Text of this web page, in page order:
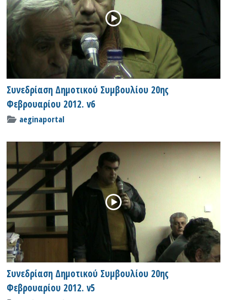
Συνεδρίαση Δημοτικού Συμβουλίου 20ης
Φεβρουαρίου 2012. v6
aeginaportal
Συνεδρίαση Δημοτικού Συμβουλίου 20ης
Φεβρουαρίου 2012. v5